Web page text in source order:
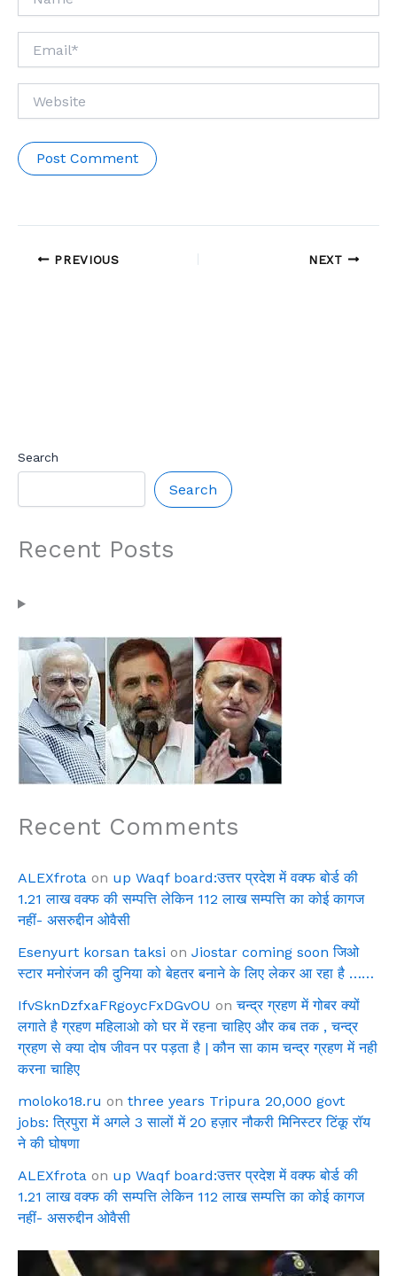
PREVIOUS NEXT
Search
Search
Recent Posts
Recent Comments
ALEXfrota on up Waqf board:उत्तर प्रदेश में वक्फ बोर्ड की
1.21 लाख वक्फ की सम्पत्ति लेकिन 112 लाख सम्पत्ति का कोई कागज
नहीं- असरुद्दीन ओवैसी
Esenyurt korsan taksi on Jiostar coming soon जिओ
स्टार मनोरंजन की दुनिया को बेहतर बनाने के लिए लेकर आ रहा है ……
IfvSknDzfxaFRgoycFxDGvOU onचन्द्र ग्रहण में गोबर क्यों
लगाते है ग्रहण महिलाओ को घर में रहना चाहिए और कब तक , चन्द्र
ग्रहण से क्या दोष जीवन पर पड़ता है | कौन सा काम चन्द्र ग्रहण में नही
करना चाहिए
moloko18.ru on three years Tripura 20,000 govt
jobs: त्रिपुरा में अगले 3 सालों में 20 हज़ार नौकरी मिनिस्टर टिंकू रॉय
ने की घोषणा
ALEXfrota on up Waqf board:उत्तर प्रदेश में वक्फ बोर्ड की
1.21 लाख वक्फ की सम्पत्ति लेकिन 112 लाख सम्पत्ति का कोई कागज
नहीं- असरुद्दीन ओवैसी